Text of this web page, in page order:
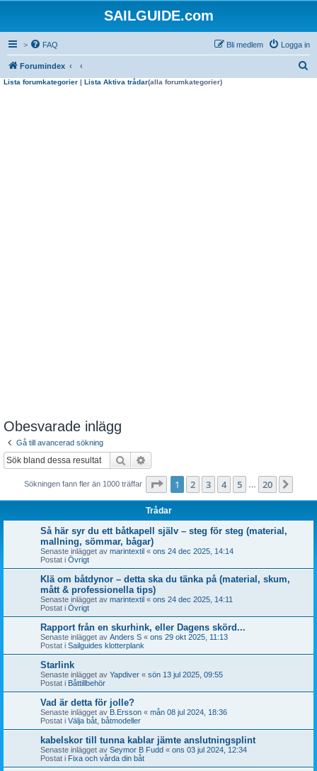
SAILGUIDE.com
> FAQ Logga in
Bli medlem
Forumindex
Lista forumkategorier | Lista Aktiva trådar(alla forumkategorier)
Obesvarade inlägg
Gå till avancerad sökning
Sök
Sökningen fann fler än 1000 träffar Sida av 20
1 2 3 4 5 20
Trådar
Så här syr du ett båtkapell själv – steg för steg (material,
mallning, sömmar, bågar)
Senaste inlägget av marintextil « ons 24 dec 2025, 14:14
Postat i Övrigt
Klä om båtdynor – detta ska du tänka på (material, skum,
mått & professionella tips)
Senaste inlägget av marintextil « ons 24 dec 2025, 14:11
Postat i Övrigt
Rapport från en skurhink, eller Dagens skörd...
Senaste inlägget av Anders S « ons 29 okt 2025, 11:13
Postat i Sailguides klotterplank
Starlink
Senaste inlägget av Yapdiver « sön 13 jul 2025, 09:55
Postat i Båttillbehör
Vad är detta för jolle?
Senaste inlägget av B.Ersson « mån 08 jul 2024, 18:36
Postat i Välja båt, båtmodeller
kabelskor till tunna kablar jämte anslutningsplint
Senaste inlägget av Seymor B Fudd « ons 03 jul 2024, 12:34
Postat i Fixa och vårda din båt